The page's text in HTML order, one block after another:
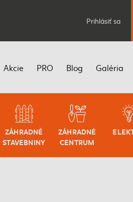
Prihlásiť sa
Akcie PRO Blog Galéria
ZÁHRADNÉ
STAVEBNINY
ZÁHRADNÉ
CENTRUM